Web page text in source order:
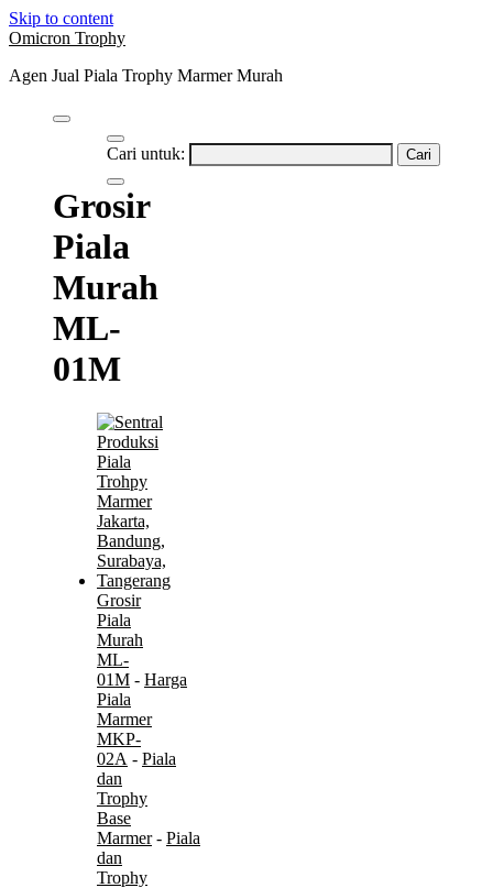
Skip to content
Omicron Trophy
Agen Jual Piala Trophy Marmer Murah
Cari untuk:
Grosir
Piala
Murah
ML-
01M
Grosir
Piala
Murah
ML-
01M - Harga
Piala
Marmer
MKP-
02A - Piala
dan
Trophy
Base
Marmer- Piala
dan
Trophy